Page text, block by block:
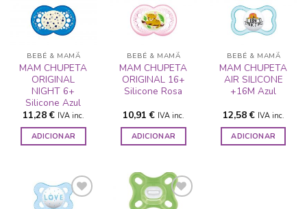
ADICIONAR
A LISTA DE
BEBÉ & MAMÃ
MAM CHUPETA
ORIGINAL
NIGHT 6+
Silicone Azul
11,28€ IVA inc.
ADICIONAR
ADICIONAR
A LISTA DE
BEBÉ & MAMÃ
MAM CHUPETA
ORIGINAL 16+
Silicone Rosa
10,91€ IVA inc.
ADICIONAR
ADICIONAR
A LISTA DE
BEBÉ & MAMÃ
MAM CHUPETA
AIR SILICONE
+16M Azul
12,58€ IVA inc.
ADICIONAR